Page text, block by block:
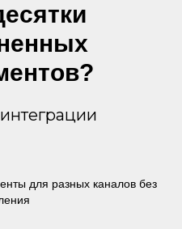
для разных каналов без